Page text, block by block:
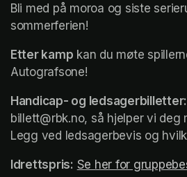
Bli med på moroa og siste
sommerferien!
Etter kamp kan du møte
Autografsone!
Handicap- og ledsagerbilletter:
billett@rbk.no, så hjelper vi deg
Legg ved ledsagerbevis og
Idrettspris: Se her for